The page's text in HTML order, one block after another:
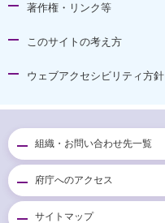
著作権・リンク等
このサイトの考え方
ウェブアクセシビリティ方針
組織・お問い合わせ先一覧
府庁へのアクセス
サイトマップ